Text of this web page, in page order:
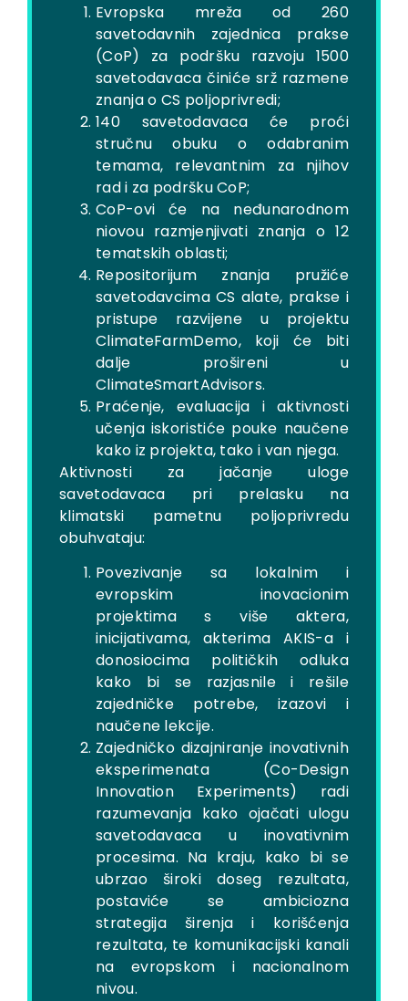
Evropska mreža od 260
savetodavnih zajednica prakse
(CoP) za podršku razvoju 1500
savetodavaca činiće srž razmene
znanja o CS poljoprivredi;
140 savetodavaca će proći
stručnu obuku o odabranim
temama, relevantnim za njihov
rad i za podršku CoP;
CoP-ovi će na neđunarodnom
niovou razmjenjivati ​​znanja o 12
tematskih oblasti;
Repositorijum znanja pružiće
savetodavcima CS alate, prakse i
pristupe razvijene u projektu
ClimateFarmDemo, koji će biti
dalje prošireni u
ClimateSmartAdvisors.
Praćenje, evaluacija i aktivnosti
učenja iskoristiće pouke naučene
kako iz projekta, tako i van njega.
Aktivnosti za jačanje uloge
savetodavaca pri prelasku na
klimatski pametnu poljoprivredu
obuhvataju:
Povezivanje sa lokalnim i
evropskim inovacionim
projektima s više aktera,
inicijativama, akterima AKIS-a i
donosiocima političkih odluka
kako bi se razjasnile i rešile
zajedničke potrebe, izazovi i
naučene lekcije.
Zajedničko dizajniranje inovativnih
eksperimenata (Co-Design
Innovation Experiments) radi
razumevanja kako ojačati ulogu
savetodavaca u inovativnim
procesima. Na kraju, kako bi se
ubrzao široki doseg rezultata,
postaviće se ambiciozna
strategija širenja i korišćenja
rezultata, te komunikacijski kanali
na evropskom i nacionalnom
nivou.